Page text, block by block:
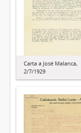
Carta a José Malanca,
2/7/1929